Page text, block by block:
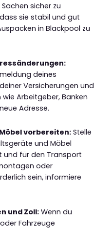
sicher zu
sie stabil und gut
in Blackpool zu
deines
Versicherungen und
Arbeitgeber, Banken
Adresse.
vorbereiten: Stelle
und Möbel
für den Transport
oder
sein, informiere
und Zoll: Wenn du
Fahrzeuge